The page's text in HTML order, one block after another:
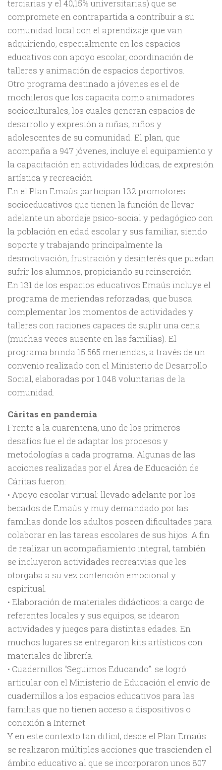
terciarias y el 40,15% universitarias) que se
compromete en contrapartida a contribuir a su
comunidad local con el aprendizaje que van
adquiriendo, especialmente en los espacios
educativos con apoyo escolar, coordinación de
talleres y animación de espacios deportivos.
Otro programa destinado a jóvenes es el de
mochileros que los capacita como animadores
socioculturales, los cuales generan espacios de
desarrollo y expresión a niñas, niños y
adolescentes de su comunidad. El plan, que
acompaña a 947 jóvenes, incluye el equipamiento y
la capacitación en actividades lúdicas, de expresión
artística y recreación.
En el Plan Emaús participan 132 promotores
socioeducativos que tienen la función de llevar
adelante un abordaje psico-social y pedagógico con
la población en edad escolar y sus familiar, siendo
soporte y trabajando principalmente la
desmotivación, frustración y desinterés que puedan
sufrir los alumnos, propiciando su reinserción.
En 131 de los espacios educativos Emaús incluye el
programa de meriendas reforzadas, que busca
complementar los momentos de actividades y
talleres con raciones capaces de suplir una cena
(muchas veces ausente en las familias). El
programa brinda 15.565 meriendas, a través de un
convenio realizado con el Ministerio de Desarrollo
Social, elaboradas por 1.048 voluntarias de la
comunidad.
Cáritas en pandemia
Frente a la cuarentena, uno de los primeros
desafíos fue el de adaptar los procesos y
metodologías a cada programa. Algunas de las
acciones realizadas por el Área de Educación de
Cáritas fueron:
• Apoyo escolar virtual: llevado adelante por los
becados de Emaús y muy demandado por las
familias donde los adultos poseen dificultades para
colaborar en las tareas escolares de sus hijos. A fin
de realizar un acompañamiento integral, también
se incluyeron actividades recreatvias que les
otorgaba a su vez contención emocional y
espiritual.
• Elaboración de materiales didácticos: a cargo de
referentes locales y sus equipos, se idearon
actividades y juegos para distintas edades. En
muchos lugares se entregaron kits artísticos con
materiales de librería.
• Cuadernillos “Seguimos Educando”: se logró
articular con el Ministerio de Educación el envío de
cuadernillos a los espacios educativos para las
familias que no tienen acceso a dispositivos o
conexión a Internet.
Y en este contexto tan difícil, desde el Plan Emaús
se realizaron múltiples acciones que trascienden el
ámbito educativo al que se incorporaron unos 807